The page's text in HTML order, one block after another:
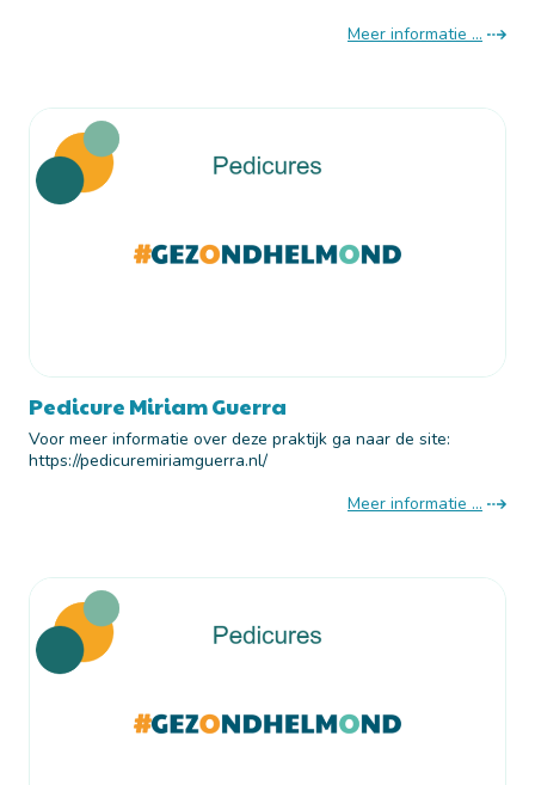
Meer informatie ...
Pedicure Miriam Guerra
Voor meer informatie over deze praktijk ga naar de site:
https://pedicuremiriamguerra.nl/
Meer informatie ...